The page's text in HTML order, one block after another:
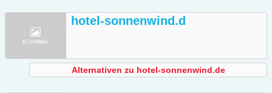
hotel-sonnenwind.d
Alternativen zu hotel-sonnenwind.de